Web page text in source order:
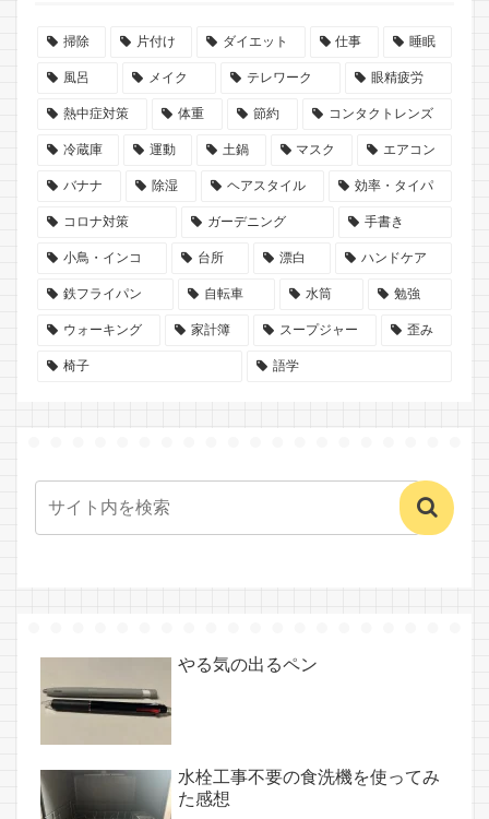
掃除 片付け ダイエット 仕事 睡眠
風呂 メイク テレワーク 眼精疲労
熱中症対策 体重 節約 コンタクトレンズ
冷蔵庫 運動 土鍋 マスク エアコン
バナナ 除湿 ヘアスタイル 効率・タイパ
コロナ対策 ガーデニング 手書き
小鳥・インコ 台所 漂白 ハンドケア
鉄フライパン 自転車 水筒 勉強
ウォーキング 家計簿 スープジャー 歪み
椅子 語学
やる気の出るペン
水栓工事不要の食洗機を使ってみ
た感想